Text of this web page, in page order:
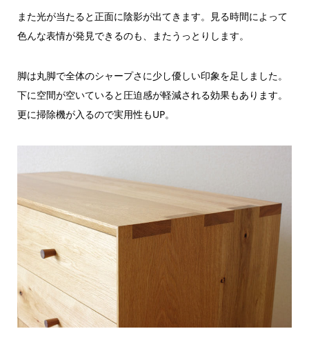
また光が当たると正面に陰影が出てきます。見る時間によって
色んな表情が発見できるのも、またうっとりします。
脚は丸脚で全体のシャープさに少し優しい印象を足しました。
下に空間が空いていると圧迫感が軽減される効果もあります。
更に掃除機が入るので実用性もUP。